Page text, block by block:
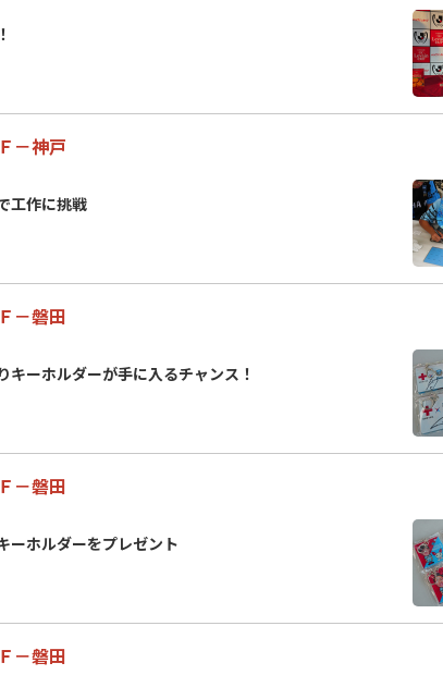
－神戸
工作に挑戦
－磐田
キーホルダーが手に入るチャンス！
－磐田
ーホルダーをプレゼント
－磐田